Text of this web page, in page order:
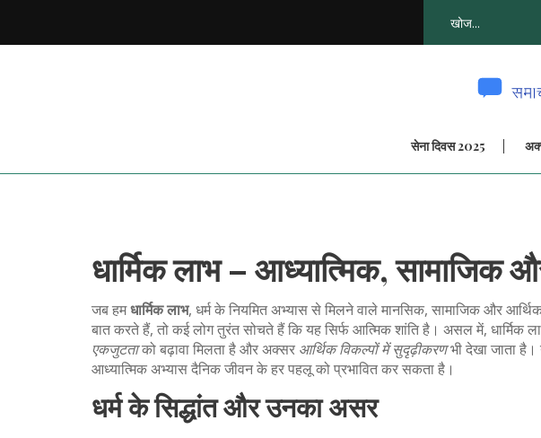
सेना दिवस 2025
धार्मिक लाभ – आध्यात्मिक, सामाजिक
जब हमधार्मिक लाभ, धर्म के नियमित अभ्यास से मिलने वाले मानसिक, सामाजिक और
बात करते हैं, तो कई लोग तुरंत सोचते हैं कि यह सिर्फ आत्मिक शांति है। असल में, धार्मिक
एकजुटताको बढ़ावा मिलता है और अक्सर आर्थिक विकल्पों में सुदृढ़ीकरणभी देखा जाता है।
आध्यात्मिक अभ्यास दैनिक जीवन के हर पहलू को प्रभावित कर सकता है।
धर्म के सिद्धांत और उनका असर